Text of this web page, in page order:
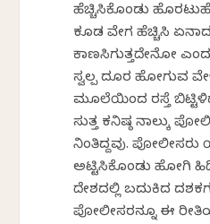
ಹೆಚ್ಚಿಸಿಕೊಂಡು
ಕೂಡ ವೇಗ ಹೆಚ್ಚಿಸಿ
ಕಾಣಸಿಗುತ್ತದೇನೋ
ಸ್ವಲ್ಪ ದೂರ ಹೋಗುವ
ಮೂಲೆಯಿಂದ ರಸ್ತೆ
ಸುತ್ತ ಕನಿಷ್ಠ ನಾಲ್ಕು
ನಿಂತಿದ್ದವು. ಪೋಲೀಸರು
ಅಟ್ಟಿಸಿಕೊಂಡು ಹೋಗಿ
ದೇಶದಲ್ಲಿ ಬದುಕಿದ
ಪೋಲೀಸರನ್ನೂ ಈ